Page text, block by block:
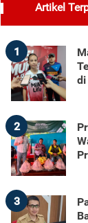
Artikel
1
di
2
3